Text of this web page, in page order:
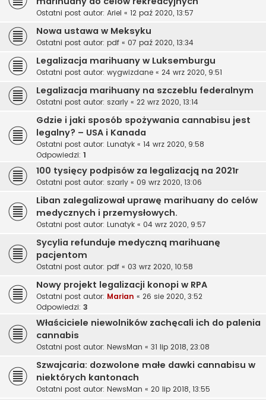
Ostatni post autor: Ariel « 12 paź 2020, 13:57
Nowa ustawa w Meksyku
Ostatni post autor: pdf « 07 paź 2020, 13:34
Legalizacja marihuany w Luksemburgu
Ostatni post autor: wygwizdane « 24 wrz 2020, 9:51
Legalizacja marihuany na szczeblu federalnym
Ostatni post autor: szarly « 22 wrz 2020, 13:14
Gdzie i jaki sposób spożywania cannabisu jest
legalny? – USA i Kanada
Ostatni post autor: Lunatyk « 14 wrz 2020, 9:58
Odpowiedzi: 1
100 tysięcy podpisów za legalizacją na 2021r
Ostatni post autor: szarly « 09 wrz 2020, 13:06
Liban zalegalizował uprawę marihuany do celów
medycznych i przemysłowych.
Ostatni post autor: Lunatyk « 04 wrz 2020, 9:57
Sycylia refunduje medyczną marihuanę
pacjentom
Ostatni post autor: pdf « 03 wrz 2020, 10:58
Nowy projekt legalizacji konopi w RPA
Ostatni post autor: Marian « 26 sie 2020, 3:52
Odpowiedzi: 3
Właściciele niewolników zachęcali ich do palenia
cannabis
Ostatni post autor: NewsMan « 31 lip 2018, 23:08
Szwajcaria: dozwolone małe dawki cannabisu w
niektórych kantonach
Ostatni post autor: NewsMan « 20 lip 2018, 13:55